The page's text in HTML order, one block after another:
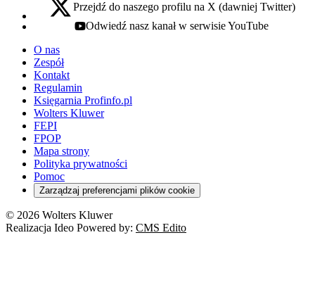
x - otwiera się w nowej karcie
Przejdź do naszego profilu na X (dawniej Twitter)
youtube - otwiera się w nowej karcie
Odwiedź nasz kanał w serwisie YouTube
O nas
Zespół
Kontakt
Regulamin
Księgarnia Profinfo.pl
Wolters Kluwer
FEPI
FPOP
Mapa strony
Polityka prywatności
Pomoc
Zarządzaj preferencjami plików cookie
© 2026 Wolters Kluwer
Realizacja Ideo Powered by: CMS Edito